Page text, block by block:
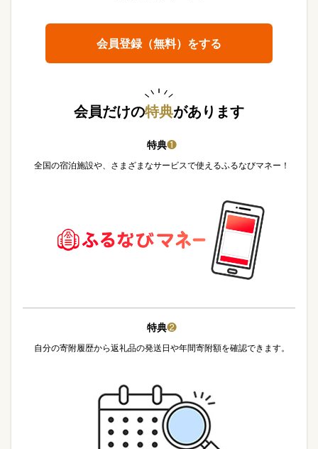
会員登録（無料）をする
会員だけの特典があります
特典❶
全国の宿泊施設や、さまざまなサービスで使えるふるなびマネー！
特典❷
自分の寄附履歴から返礼品の発送日や年間寄附額を確認できます。